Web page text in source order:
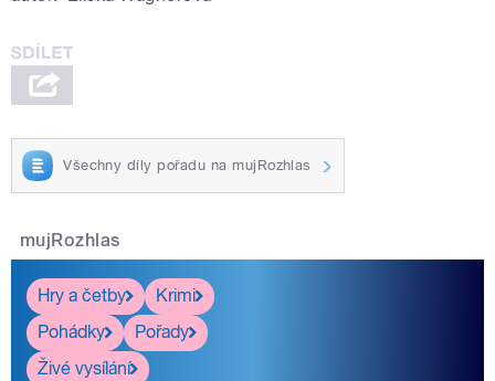
Všechny díly pořadu na mujRozhlas
mujRozhlas
Hry a četby
Krimi
Pohádky
Pořady
Živé vysílání